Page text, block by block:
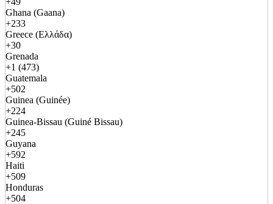
Ghana (Gaana)
+233
Greece (Ελλάδα)
+30
Grenada
+1 (473)
Guatemala
+502
Guinea (Guinée)
+224
Guinea-Bissau (Guiné Bissau)
+245
Guyana
+592
Haiti
+509
Honduras
+504